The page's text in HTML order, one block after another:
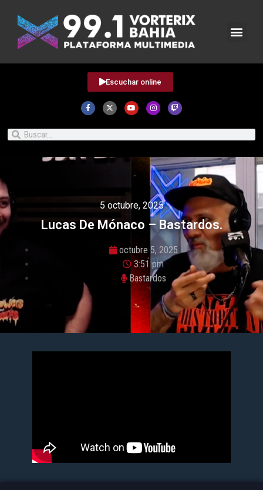
Escuchar online
5 octubre, 2025
Lucas De Mónaco – Bastardos.
octubre 5, 2025
3:51 pm
Bastardos